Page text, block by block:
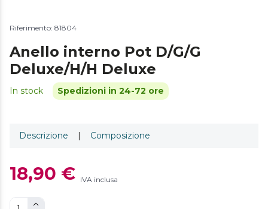
Riferimento: 81804
Anello interno Pot D/G/G
Deluxe/H/H Deluxe
In stock Spedizioni in 24-72 ore
Descrizione | Composizione
18,90 € IVA inclusa